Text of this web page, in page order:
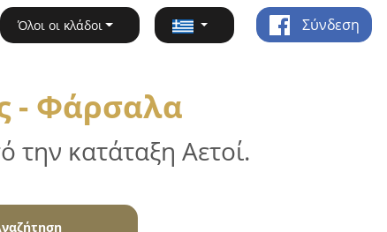
Όλοι οι κλάδοι Σύνδεση
- Φάρσαλα
την κατάταξη Αετοί.